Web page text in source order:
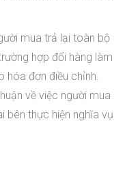
mua trả lại toàn bộ
hợp đổi hàng làm
hóa đơn điều chỉnh.
về việc người mua
bên thực hiện nghĩa vụ